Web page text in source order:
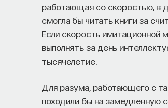
работающая со скоростью, в
смогла бы читать книги за
Если скорость имитационной
выполнять за день
тысячелетие.
Для разума, работающего с
походили бы на замедленную